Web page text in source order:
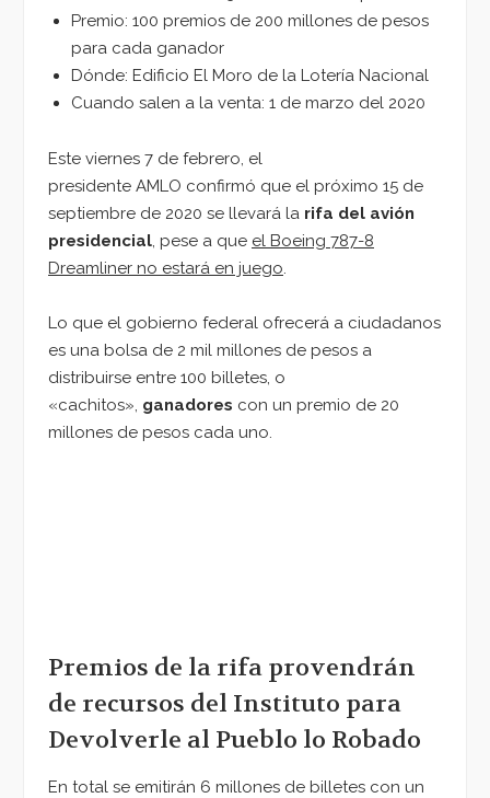
Premio: 100 premios de 200 millones de pesos
para cada ganador
Dónde: Edificio El Moro de la Lotería Nacional
Cuando salen a la venta: 1 de marzo del 2020
Este viernes 7 de febrero, el
presidente AMLO confirmó que el próximo 15 de
septiembre de 2020 se llevará la rifa del avión
presidencial , pese a que el Boeing 787-8
Dreamliner no estará en juego
Lo que el gobierno federal ofrecerá a ciudadanos
es una bolsa de 2 mil millones de pesos a
distribuirse entre 100 billetes, o
«cachitos», ganadores con un premio de 20
millones de pesos cada uno.
Premios de la rifa provendrán
de recursos del Instituto para
Devolverle al Pueblo lo Robado
En total se emitirán 6 millones de billetes con un